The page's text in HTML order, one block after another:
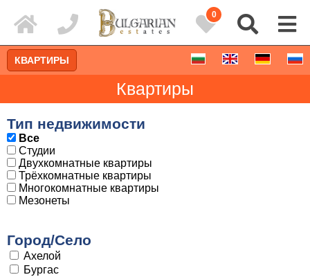
0
КВАРТИРЫ
Квартиры
Тип недвижимости
Все
Студии
Двухкомнатные квартиры
Трёхкомнатные квартиры
Многокомнатные квартиры
Мезонеты
Город/Село
Ахелой
Бургас